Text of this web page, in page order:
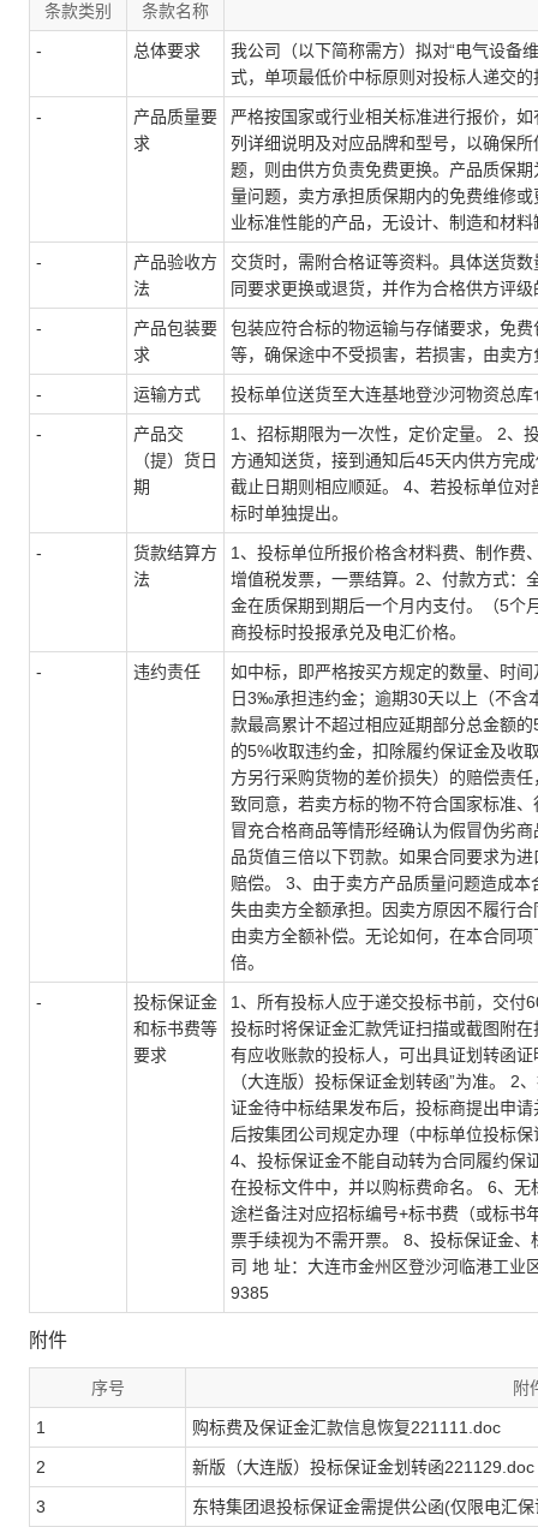
条款类别 条款名称
- 总体要求
我公司（以下简称需方）拟对“电气设备
式，单项最低价中标原则对投标人递交
-
产品质量要
求
严格按国家或行业相关标准进行报价，
列详细说明及对应品牌和型号，以确保
题，则由供方负责免费更换。产品质保
量问题，卖方承担质保期内的免费维修
业标准性能的产品，无设计、制造和材料
-
产品验收方
法
交货时，需附合格证等资料。具体送货
同要求更换或退货，并作为合格供方评
-
产品包装要
求
包装应符合标的物运输与存储要求，免
等，确保途中不受损害，若损害，由卖
- 运输方式 投标单位送货至大连基地登沙河物资总
-
产品交
（提）货日
期
1、招标期限为一次性，定价定量。 2、
方通知送货，接到通知后45天内供方完
截止日期则相应顺延。 4、若投标单位
标时单独提出。
-
货款结算方
法
1、投标单位所报价格含材料费、制作费
增值税发票，一票结算。2、付款方式：
金在质保期到期后一个月内支付。（5个
商投标时投报承兑及电汇价格。
- 违约责任
如中标，即严格按买方规定的数量、时
日3‰承担违约金；逾期30天以上（不含
款最高累计不超过相应延期部分总金额
的5%收取违约金，扣除履约保证金及收
方另行采购货物的差价损失）的赔偿责
致同意，若卖方标的物不符合国家标准
冒充合格商品等情形经确认为假冒伪劣
品货值三倍以下罚款。如果合同要求为
赔偿。 3、由于卖方产品质量问题造成
失由卖方全额承担。因卖方原因不履行
由卖方全额补偿。无论如何，在本合同
倍。
-
投标保证金
和标书费等
要求
1、所有投标人应于递交投标书前，交付
投标时将保证金汇款凭证扫描或截图附
有应收账款的投标人，可出具证划转函
（大连版）投标保证金划转函”为准。
证金待中标结果发布后，投标商提出申
后按集团公司规定办理（中标单位投标
4、投标保证金不能自动转为合同履约保
在投标文件中，并以购标费命名。 6、
途栏备注对应招标编号+标书费（或标书
票手续视为不需开票。 8、投标保证金
司 地 址：大连市金州区登沙河临港工业
9385
附件
序号 附
1 购标费及保证金汇款信息恢复221111.doc
2 新版（大连版）投标保证金划转函221129.doc
3 东特集团退投标保证金需提供公函(仅限电汇